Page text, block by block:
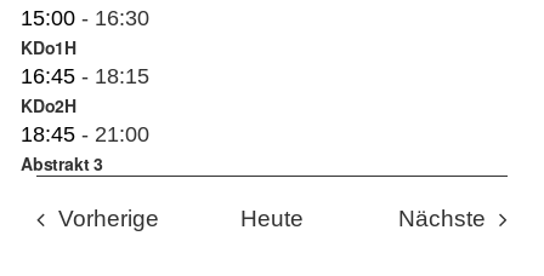
15:00 - 16:30
KDo1H
16:45 - 18:15
KDo2H
18:45 - 21:00
Abstrakt 3
Vorherige Veranstaltungen
Heute Nächste